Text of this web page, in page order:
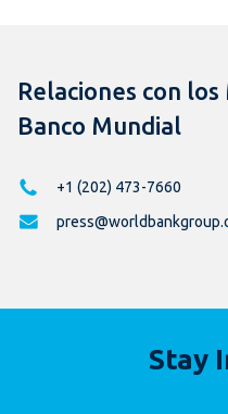
Relaciones con
Banco Mundial
+1 (202) 473-7660
Stay